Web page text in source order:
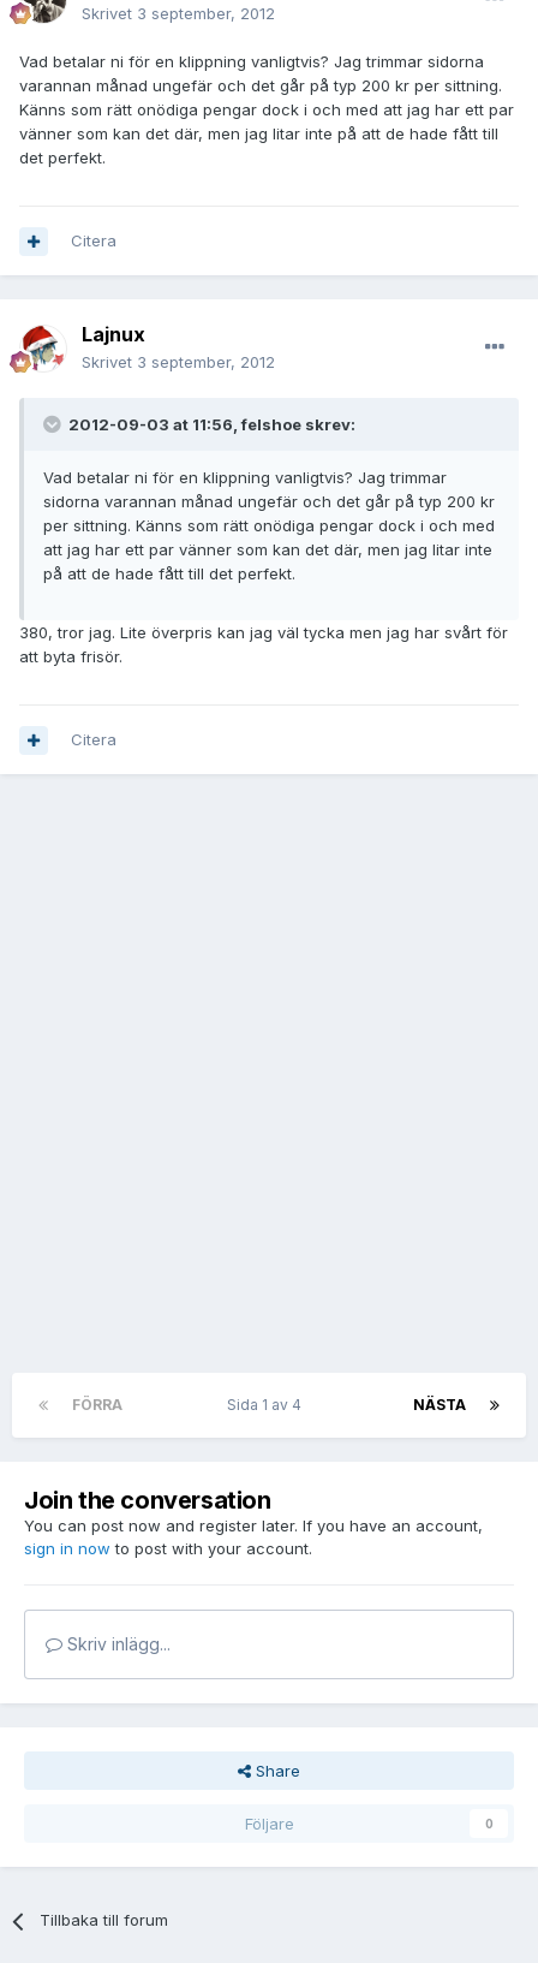
Skrivet 3 september, 2012
Vad betalar ni för en klippning vanligtvis? Jag trimmar sidorna
varannan månad ungefär och det går på typ 200 kr per sittning.
Känns som rätt onödiga pengar dock i och med att jag har ett par
vänner som kan det där, men jag litar inte på att de hade fått till
det perfekt.
Citera
Lajnux
Skrivet 3 september, 2012
2012-09-03 at 11:56, felshoe skrev:
Vad betalar ni för en klippning vanligtvis? Jag trimmar
sidorna varannan månad ungefär och det går på typ 200 kr
per sittning. Känns som rätt onödiga pengar dock i och med
att jag har ett par vänner som kan det där, men jag litar inte
på att de hade fått till det perfekt.
380, tror jag. Lite överpris kan jag väl tycka men jag har svårt för
att byta frisör.
Citera
FÖRRA NÄSTA
Sida 1 av 4
Join the conversation
You can post now and register later. If you have an account,
sign in now to post with your account.
Skriv inlägg...
Share
Följare 0
Tillbaka till forum